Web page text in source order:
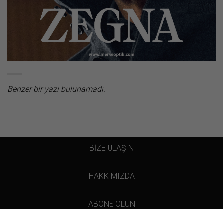
Benzer bir yazı bulunamadı.
BİZE ULAŞIN
HAKKIMIZDA
ABONE OLUN